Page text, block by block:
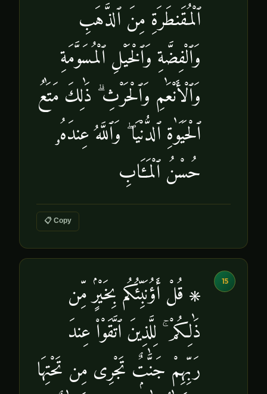
ٱلْمُقَنطَرَةِ مِنَ ٱلذَّهَبِ
وَٱلْفِضَّةِ وَٱلْخَيْلِ ٱلْمُسَوَّمَةِ
وَٱلْأَنْعَٰمِ وَٱلْحَرْثِ ۗ ذَٰلِكَ مَتَٰعُ
ٱلْحَيَوٰةِ ٱلدُّنْيَا ۖ وَٱللَّهُ عِندَهُۥ
حُسْنُ ٱلْمَـَٔابِ
📋 Copy
15
۞ قُلْ أَؤُنَبِّئُكُم بِخَيْرٍۢ مِّن
ذَٰلِكُمْ ۚ لِلَّذِينَ ٱتَّقَوْا۟ عِندَ
رَبِّهِمْ جَنَّٰتٌۭ تَجْرِى مِن تَحْتِهَا